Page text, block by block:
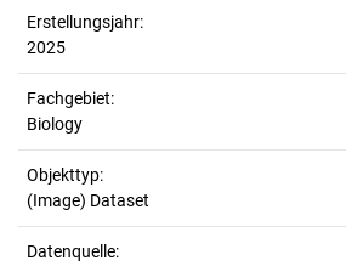
Erstellungsjahr:
2025
Fachgebiet:
Biology
Objekttyp:
(Image) Dataset
Datenquelle: